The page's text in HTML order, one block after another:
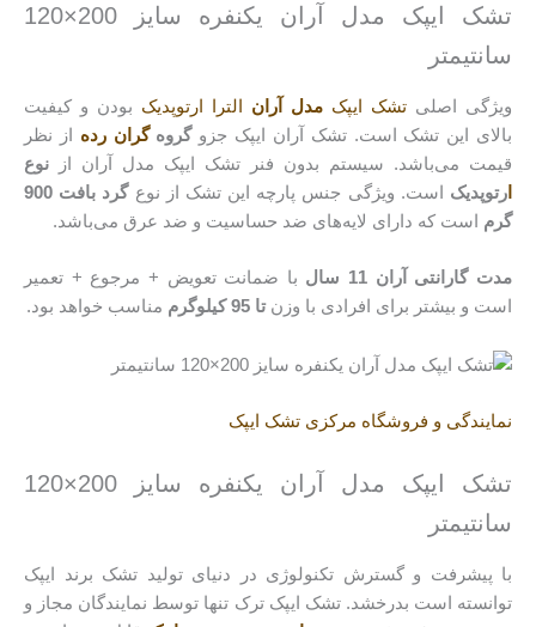
تشک ایپک مدل آران یکنفره سایز 200×120
سانتیمتر
ویژگی اصلی تشک ایپک مدل آران الترا ارتوپدیک بودن و کیفیت
بالای این تشک است. تشک آران ایپک جزوگروهگران رده از نظر
قیمت می‌باشد. سیستم بدون فنر تشک ایپک مدل آران از نوع
رتوپدیک است. ویژگی جنس پارچه این تشک از نوع
گرد بافت 900
گرم است که دارای لایه‌های ضد حساسیت و ضد عرق می‌باشد.
مدت گارانتی آران 11 سال
با ضمانت تعویض + مرجوع + تعمیر
است و بیشتر برای افرادی با وزنتا 95 کیلوگرم مناسب خواهد بود.
نمایندگی و فروشگاه مرکزی تشک ایپک
تشک ایپک مدل آران یکنفره سایز 200×120
سانتیمتر
با پیشرفت و گسترش تکنولوژی در دنیای تولید تشک برند ایپک
توانسته است بدرخشد. تشک ایپک ترک تنها توسط نمایندگان مجاز و